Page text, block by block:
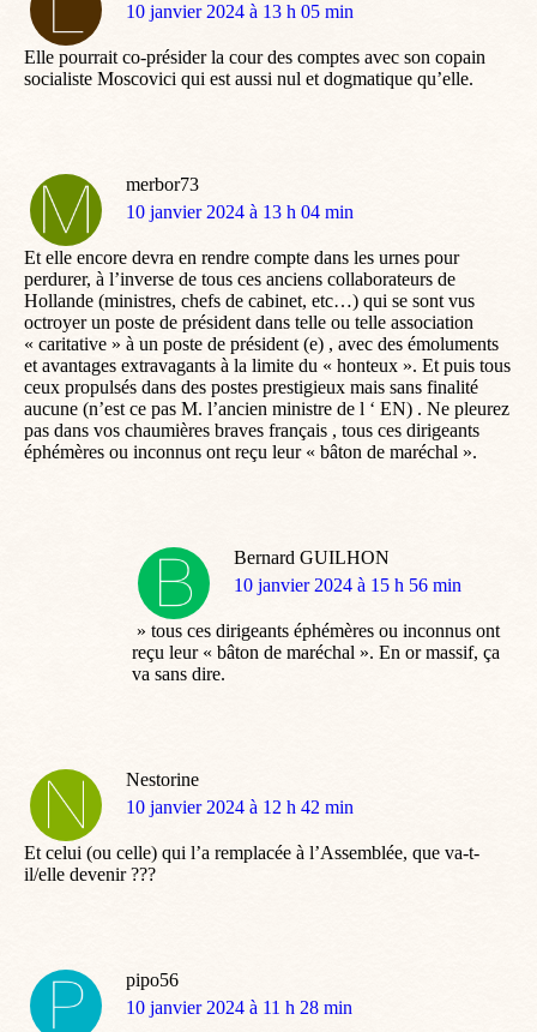
dit
10 janvier 2024 à 13 h 05 min
Elle pourrait co-présider la cour des comptes avec son copain
socialiste Moscovici qui est aussi nul et dogmatique qu’elle.
merbor73
dit
10 janvier 2024 à 13 h 04 min
Et elle encore devra en rendre compte dans les urnes pour
perdurer, à l’inverse de tous ces anciens collaborateurs de
Hollande (ministres, chefs de cabinet, etc…) qui se sont vus
octroyer un poste de président dans telle ou telle association
« caritative » à un poste de président (e) , avec des émoluments
et avantages extravagants à la limite du « honteux ». Et puis tous
ceux propulsés dans des postes prestigieux mais sans finalité
aucune (n’est ce pas M. l’ancien ministre de l ‘ EN) . Ne pleurez
pas dans vos chaumières braves français , tous ces dirigeants
éphémères ou inconnus ont reçu leur « bâton de maréchal ».
Bernard GUILHON
dit
10 janvier 2024 à 15 h 56 min
» tous ces dirigeants éphémères ou inconnus ont
reçu leur « bâton de maréchal ». En or massif, ça
va sans dire.
Nestorine
dit
10 janvier 2024 à 12 h 42 min
Et celui (ou celle) qui l’a remplacée à l’Assemblée, que va-t-
il/elle devenir ???
pipo56
dit
10 janvier 2024 à 11 h 28 min